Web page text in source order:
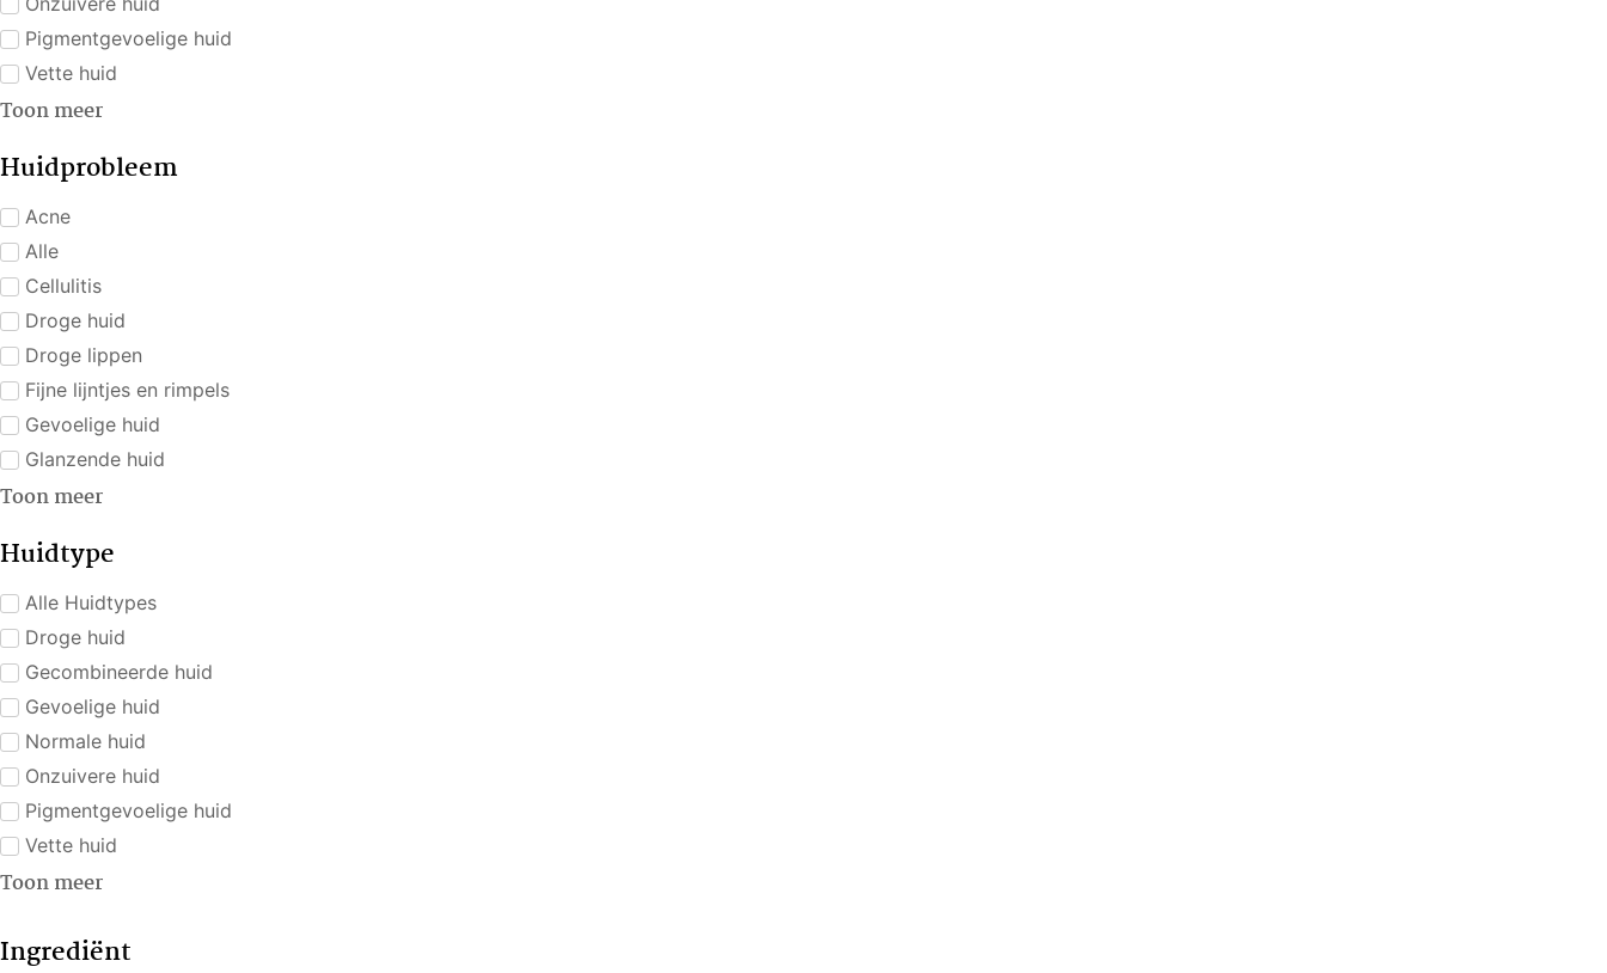
Pigmentgevoelige huid
Vette huid
Toon meer
Huidprobleem
Acne
Alle
Cellulitis
Droge huid
Droge lippen
Fijne lijntjes en rimpels
Gevoelige huid
Glanzende huid
Toon meer
Huidtype
Alle Huidtypes
Droge huid
Gecombineerde huid
Gevoelige huid
Normale huid
Onzuivere huid
Pigmentgevoelige huid
Vette huid
Toon meer
Ingrediënt